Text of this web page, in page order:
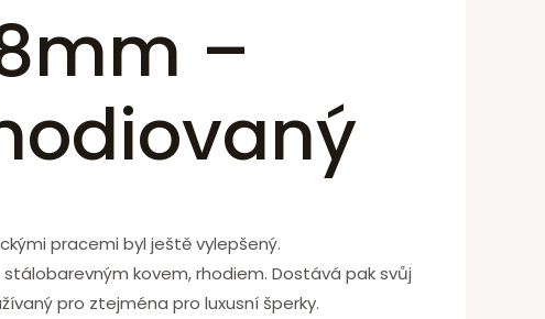
–
pracemi byl ještě vylepšený.
kovem, rhodiem. Dostává pak svůj
pro ztejména pro luxusní šperky.